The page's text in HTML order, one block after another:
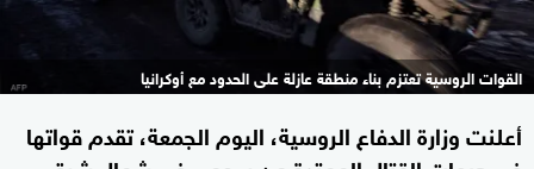
القوات الروسية تعتزم بناء منطقة عازلة على الحدود مع أوكرانيا
أعلنت وزارة الدفاع الروسية، اليوم الجمعة، تقدم قواتها